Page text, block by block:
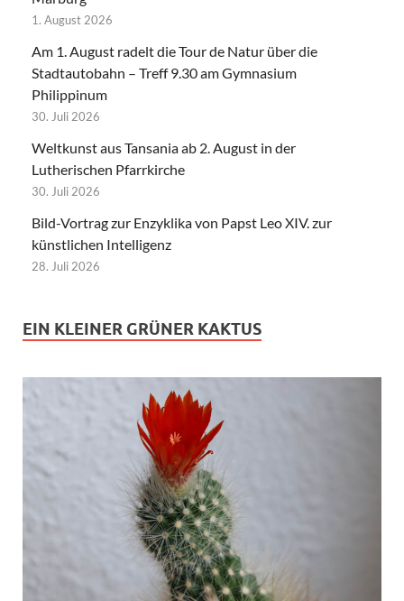
1. August 2026
Am 1. August radelt die Tour de Natur über die
Stadtautobahn – Treff 9.30 am Gymnasium
Philippinum
30. Juli 2026
Weltkunst aus Tansania ab 2. August in der
Lutherischen Pfarrkirche
30. Juli 2026
Bild-Vortrag zur Enzyklika von Papst Leo XIV. zur
künstlichen Intelligenz
28. Juli 2026
EIN KLEINER GRÜNER KAKTUS